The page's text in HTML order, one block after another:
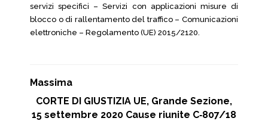
servizi specifici – Servizi con applicazioni misure di
blocco o di rallentamento del traffico – Comunicazioni
elettroniche – Regolamento (UE) 2015/2120.
Massima
CORTE DI GIUSTIZIA UE, Grande Sezione,
15 settembre 2020 Cause riunite C‑807/18